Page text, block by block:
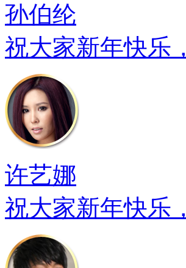
孙伯纶
祝大家新年快乐
许艺娜
祝大家新年快乐